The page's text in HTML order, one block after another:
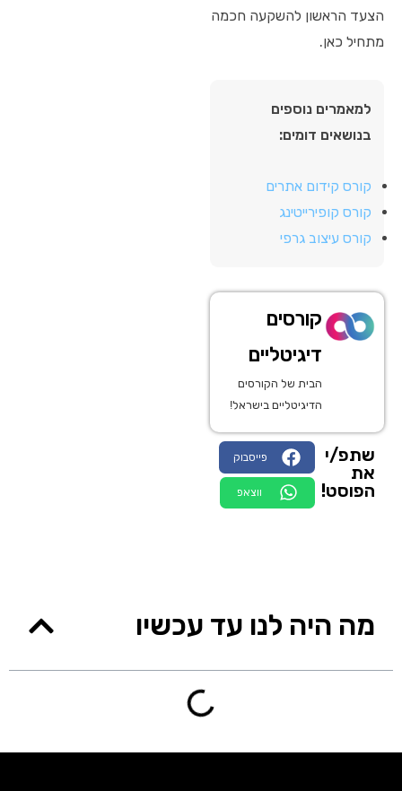
הצעד הראשון להשקעה חכמה
מתחיל כאן.
למאמרים נוספים
בנושאים דומים:
קורס קידום אתרים
קורס קופירייטינג
קורס עיצוב גרפי
קורסים
דיגיטליים
הבית של הקורסים
הדיגיטליים בישראל!
שתפ/י
את
הפוסט!
פייסבוק
ווצאפ
מה היה לנו עד עכשיו